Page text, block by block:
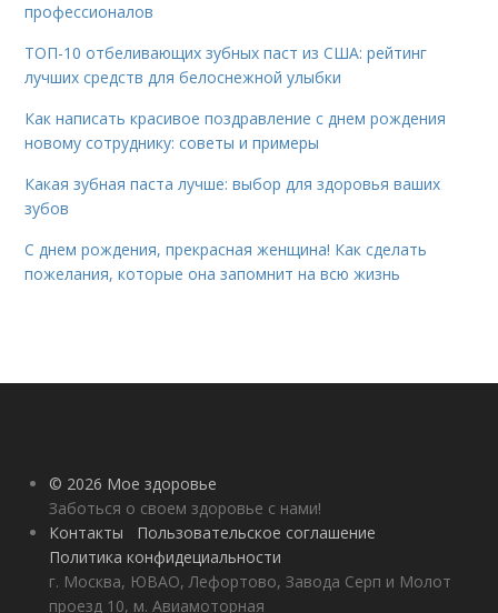
профессионалов
ТОП-10 отбеливающих зубных паст из США: рейтинг
лучших средств для белоснежной улыбки
Как написать красивое поздравление с днем рождения
новому сотруднику: советы и примеры
Какая зубная паста лучше: выбор для здоровья ваших
зубов
С днем рождения, прекрасная женщина! Как сделать
пожелания, которые она запомнит на всю жизнь
© 2026 Мое здоровье
Заботься о своем здоровье с нами!
Контакты
Пользовательское соглашение
Политика конфидециальности
г. Москва, ЮВАО, Лефортово, Завода Серп и Молот
проезд 10, м. Авиамоторная